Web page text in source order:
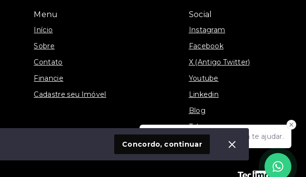
Olá! Estamos disponíveis para te ajudar.
Menu
Início
Sobre
Contato
Financie
Cadastre seu Imóvel
Social
Instagram
Facebook
X (Antigo Twitter)
Youtube
Linkedin
Blog
Telegram
TikTok
Concordo, continuar